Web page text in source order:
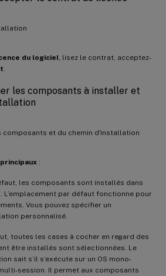
du logiciel , lisez le contrat, acceptez-
les composants à installer et
:
les composants sont installés dans
L’emplacement par défaut fonctionne pour
Vous pouvez spécifier un
personnalisé.
toutes les cases à cocher en regard des
être installés sont sélectionnées. Le
sait s’il s’exécute sur un OS mono-
session. Il permet aux composants